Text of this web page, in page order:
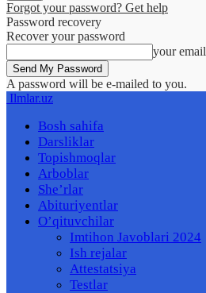
Forgot your password? Get help
Password recovery
Recover your password
your email
A password will be e-mailed to you.
Ilmlar.uz
Bosh sahifa
Darsliklar
Topishmoqlar
Arboblar
She’rlar
Abituriyentlar
O’qituvchilar
Imtihon Javoblari 2024
Ish rejalar
Attestatsiya
Testlar